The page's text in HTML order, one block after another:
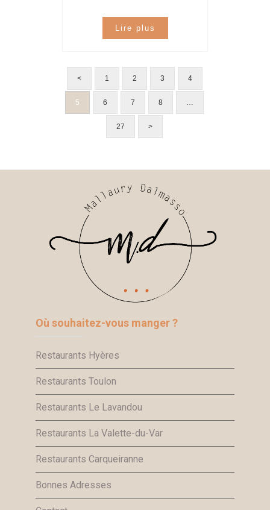
Lire plus
< 1 2 3 4
5 6 7 8 …
27 >
Où souhaitez-vous manger ?
Restaurants Hyères
Restaurants Toulon
Restaurants Le Lavandou
Restaurants La Valette-du-Var
Restaurants Carqueiranne
Bonnes Adresses